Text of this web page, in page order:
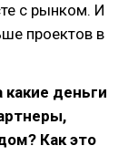
с рынком. И
проектов в
деньги
Как это